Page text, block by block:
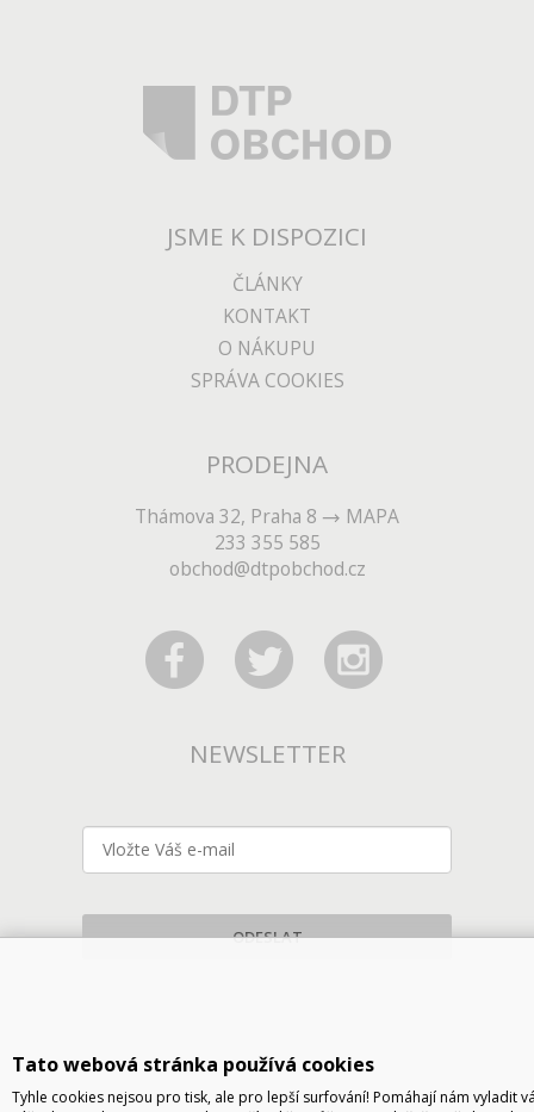
JSME K DISPOZICI
ČLÁNKY
KONTAKT
O NÁKUPU
SPRÁVA COOKIES
PRODEJNA
Thámova 32, Praha 8
MAPA
233 355 585
obchod@dtpobchod.cz
NEWSLETTER
ODESLAT
Tato webová stránka používá cookies
Tyhle cookies nejsou pro tisk, ale pro lepší surfování! Pomáhají nám vyladit